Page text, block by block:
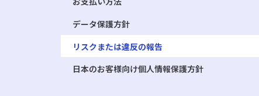
データ保護方針
リスクまたは違反の報告
日本のお客様向け個人情報保護方針